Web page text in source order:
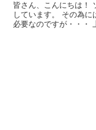
皆さん、こんにちは！
しています。 その為
必要なのですが・・・